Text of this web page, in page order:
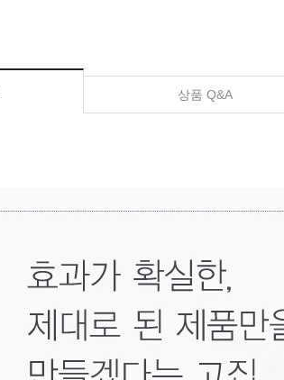
상품 Q&A